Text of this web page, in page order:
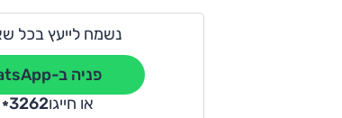
נשמח לייעץ בכל
פניה ב-WhatsApp
או חייגו
*3262